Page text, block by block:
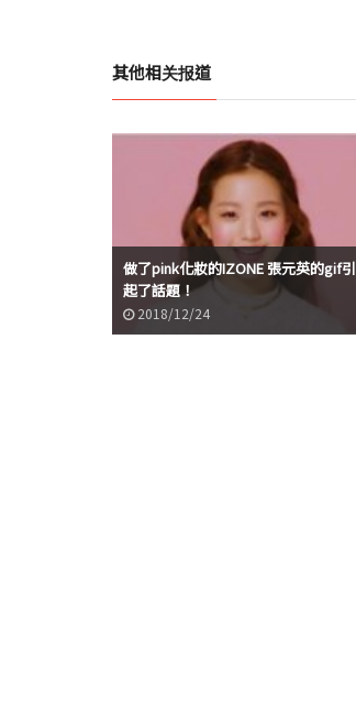
其他相关报道
做了pink化妝的IZONE 張元英的gif引
起了話題！
2018/12/24